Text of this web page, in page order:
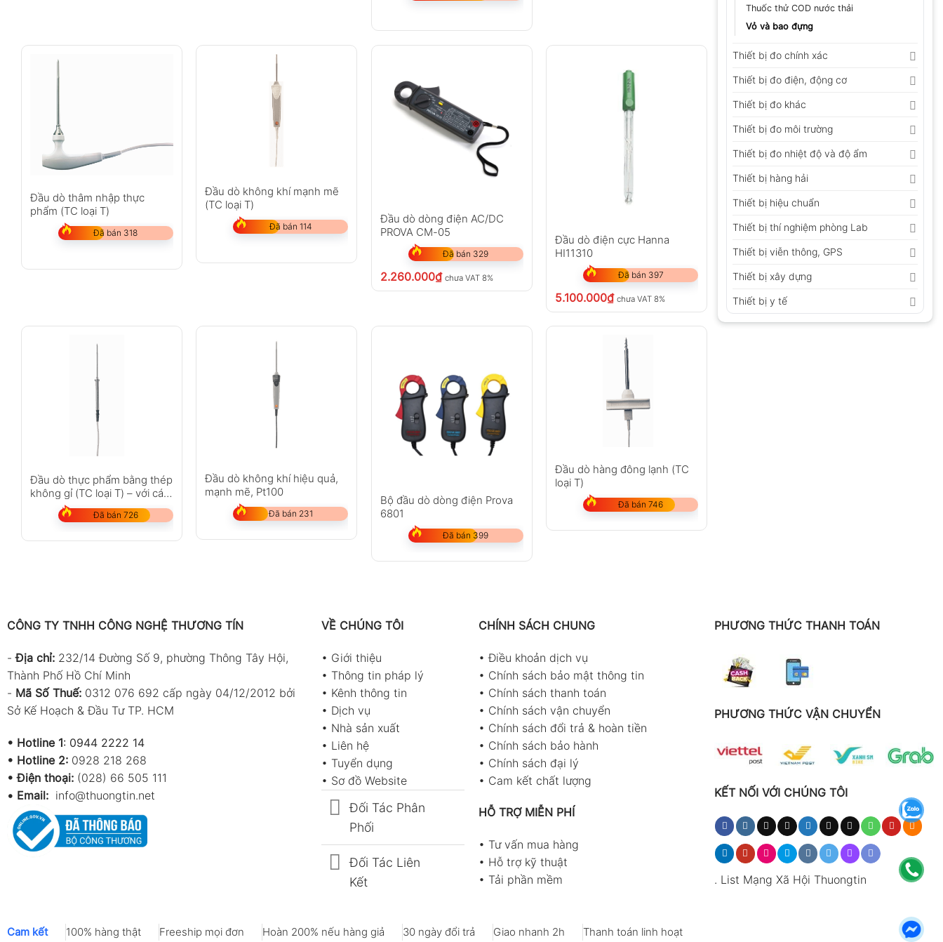
Thuốc thử COD nước thải
Vỏ và bao đựng
Thiết bị đo chính xác
Thiết bị đo điện, động cơ
Thiết bị đo khác
Thiết bị đo môi trường
Thiết bị đo nhiệt độ và độ ẩm
Thiết bị hàng hải
Thiết bị hiệu chuẩn
Thiết bị thí nghiệm phòng Lab
Thiết bị viễn thông, GPS
Thiết bị xây dựng
Thiết bị y tế
Đầu dò thâm nhập thực
phẩm (TC loại T)
Đã bán 318
Đầu dò không khí mạnh mẽ
(TC loại T)
Đã bán 114
Đầu dò dòng điện AC/DC
PROVA CM-05
Đã bán 329
2.260.000₫ chưa VAT 8%
Đầu dò điện cực Hanna
HI11310
Đã bán 397
5.100.000₫ chưa VAT 8%
Đầu dò thực phẩm bằng thép
không gỉ (TC loại T) – với cáp
Đã bán 726
Đầu dò không khí hiệu quả,
mạnh mẽ, Pt100
Đã bán 231
Bộ đầu dò dòng điện Prova
6801
Đã bán 399
Đầu dò hàng đông lạnh (TC
loại T)
Đã bán 746
CÔNG TY TNHH CÔNG NGHỆ THƯƠNG TÍN
-Địa chỉ: 232/14 Đường Số 9, phường Thông Tây Hội,
Thành Phố Hồ Chí Minh
- Mã Số Thuế: 0312 076 692 cấp ngày 04/12/2012 bởi
Sở Kế Hoạch & Đầu Tư TP. HCM
• Hotline 1: 0944 2222 14
• Hotline 2: 0928 218 268
• Điện thoại: (028) 66 505 111
• Email: info@thuongtin.net
VỀ CHÚNG TÔI
• Giới thiệu
• Thông tin pháp lý
• Kênh thông tin
• Dịch vụ
• Nhà sản xuất
• Liên hệ
• Tuyển dụng
• Sơ đồ Website
Đối Tác Phân
Phối
Đối Tác Liên
Kết
CHÍNH SÁCH CHUNG
•Điều khoản dịch vụ
• Chính sách bảo mật thông tin
• Chính sách thanh toán
• Chính sách vận chuyển
• Chính sách đổi trả & hoàn tiền
• Chính sách bảo hành
• Chính sách đại lý
• Cam kết chất lượng
HỖ TRỢ MIỄN PHÍ
• Tư vấn mua hàng
• Hỗ trợ kỹ thuật
• Tải phần mềm
PHƯƠNG THỨC THANH TOÁN
PHƯƠNG THỨC VẬN CHUYỂN
KẾT NỐI VỚI CHÚNG TÔI
. List Mạng Xã Hội Thuongtin
Cam kết 100% hàng thật Freeship mọi đơn Hoàn 200% nếu hàng giả 30 ngày đổi trả Giao nhanh 2h Thanh toán linh hoạt